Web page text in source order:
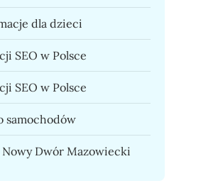
dla dzieci
SEO w Polsce
SEO w Polsce
samochodów
Nowy Dwór Mazowiecki